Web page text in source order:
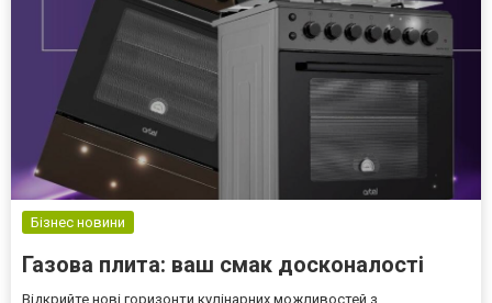
Бізнес новини
Газова плита: ваш смак досконалості
Відкрийте нові горизонти кулінарних можливостей з